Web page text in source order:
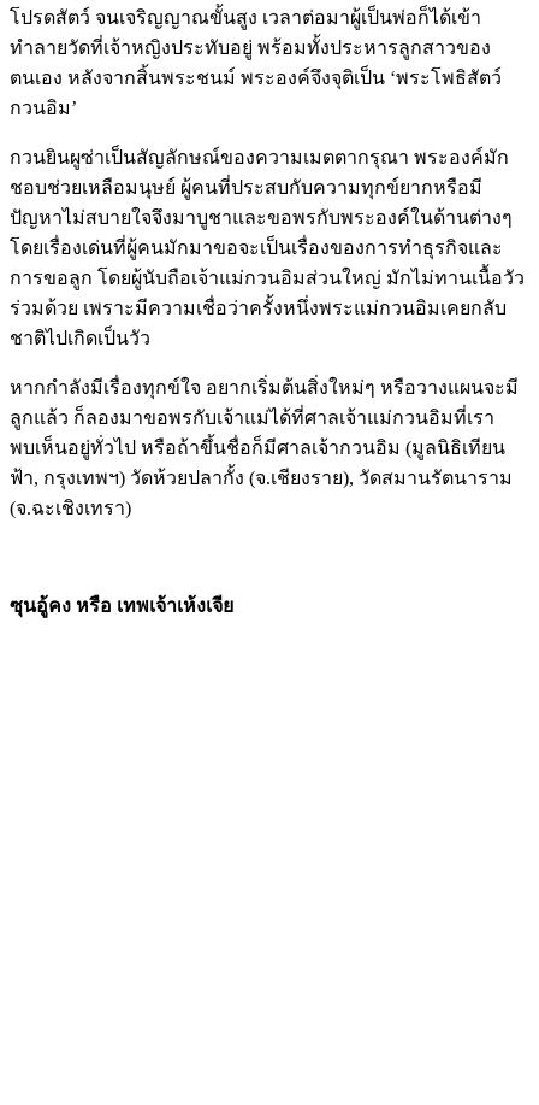
โปรดสัตว์ จนเจริญญาณขั้นสูง เวลาต่อมาผู้เป็นพ่อก็ได้เข้า
ทำลายวัดที่เจ้าหญิงประทับอยู่ พร้อมทั้งประหารลูกสาวของ
ตนเอง หลังจากสิ้นพระชนม์ พระองค์จึงจุติเป็น ‘พระโพธิสัตว์
กวนอิม’
กวนยินผูซ่าเป็นสัญลักษณ์ของความเมตตากรุณา พระองค์มัก
ชอบช่วยเหลือมนุษย์ ผู้คนที่ประสบกับความทุกข์ยากหรือมี
ปัญหาไม่สบายใจจึงมาบูชาและขอพรกับพระองค์ในด้านต่างๆ
โดยเรื่องเด่นที่ผู้คนมักมาขอจะเป็นเรื่องของการทำธุรกิจและ
การขอลูก โดยผู้นับถือเจ้าแม่กวนอิมส่วนใหญ่ มักไม่ทานเนื้อวัว
ร่วมด้วย เพราะมีความเชื่อว่าครั้งหนึ่งพระแม่กวนอิมเคยกลับ
ชาติไปเกิดเป็นวัว
หากกำลังมีเรื่องทุกข์ใจ อยากเริ่มต้นสิ่งใหม่ๆ หรือวางแผนจะมี
ลูกแล้ว ก็ลองมาขอพรกับเจ้าแม่ได้ที่ศาลเจ้าแม่กวนอิมที่เรา
พบเห็นอยู่ทั่วไป หรือถ้าขึ้นชื่อก็มีศาลเจ้ากวนอิม (มูลนิธิเทียน
ฟ้า, กรุงเทพฯ) วัดห้วยปลากั้ง (จ.เชียงราย), วัดสมานรัตนาราม
(จ.ฉะเชิงเทรา)
ซุนอู้คง หรือ เทพเจ้าเห้งเจีย